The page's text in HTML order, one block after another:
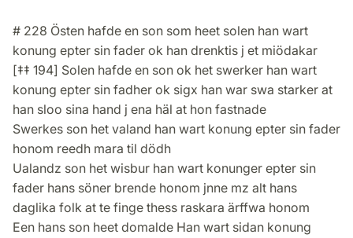
# 228 Östen hafde en son som heet solen han wart
konung epter sin fader ok han drenktis j et miödakar
[‡‡ 194] Solen hafde en son ok het swerker han wart
konung epter sin fadher ok sigx han war swa starker at
han sloo sina hand j ena häl at hon fastnade
Swerkes son het valand han wart konung epter sin fader
honom reedh mara til dödh
Ualandz son het wisbur han wart konunger epter sin
fader hans söner brende honom jnne mz alt hans
daglika folk at te finge thess raskara ärffwa honom
Een hans son heet domalde Han wart sidan konung